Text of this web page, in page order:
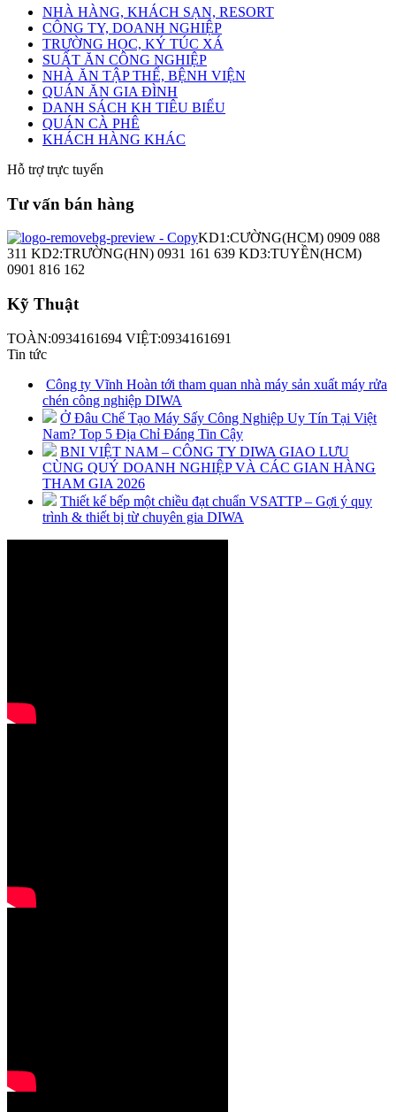
NHÀ HÀNG, KHÁCH SẠN, RESORT
CÔNG TY, DOANH NGHIỆP
TRƯỜNG HỌC, KÝ TÚC XÁ
SUẤT ĂN CÔNG NGHIỆP
NHÀ ĂN TẬP THỂ, BỆNH VIỆN
QUÁN ĂN GIA ĐÌNH
DANH SÁCH KH TIÊU BIỂU
QUÁN CÀ PHÊ
KHÁCH HÀNG KHÁC
Hỗ trợ trực tuyến
Tư vấn bán hàng
KD1:CƯỜNG(HCM) 0909 088
311 KD2:TRƯỜNG(HN) 0931 161 639 KD3:TUYỀN(HCM)
0901 816 162
Kỹ Thuật
TOÀN:0934161694 VIỆT:0934161691
Tin tức
Công ty Vĩnh Hoàn tới tham quan nhà máy sản xuất máy rửa
chén công nghiệp DIWA
Ở Đâu Chế Tạo Máy Sấy Công Nghiệp Uy Tín Tại Việt
Nam? Top 5 Địa Chỉ Đáng Tin Cậy
BNI VIỆT NAM – CÔNG TY DIWA GIAO LƯU
CÙNG QUÝ DOANH NGHIỆP VÀ CÁC GIAN HÀNG
THAM GIA 2026
Thiết kế bếp một chiều đạt chuẩn VSATTP – Gợi ý quy
trình & thiết bị từ chuyên gia DIWA